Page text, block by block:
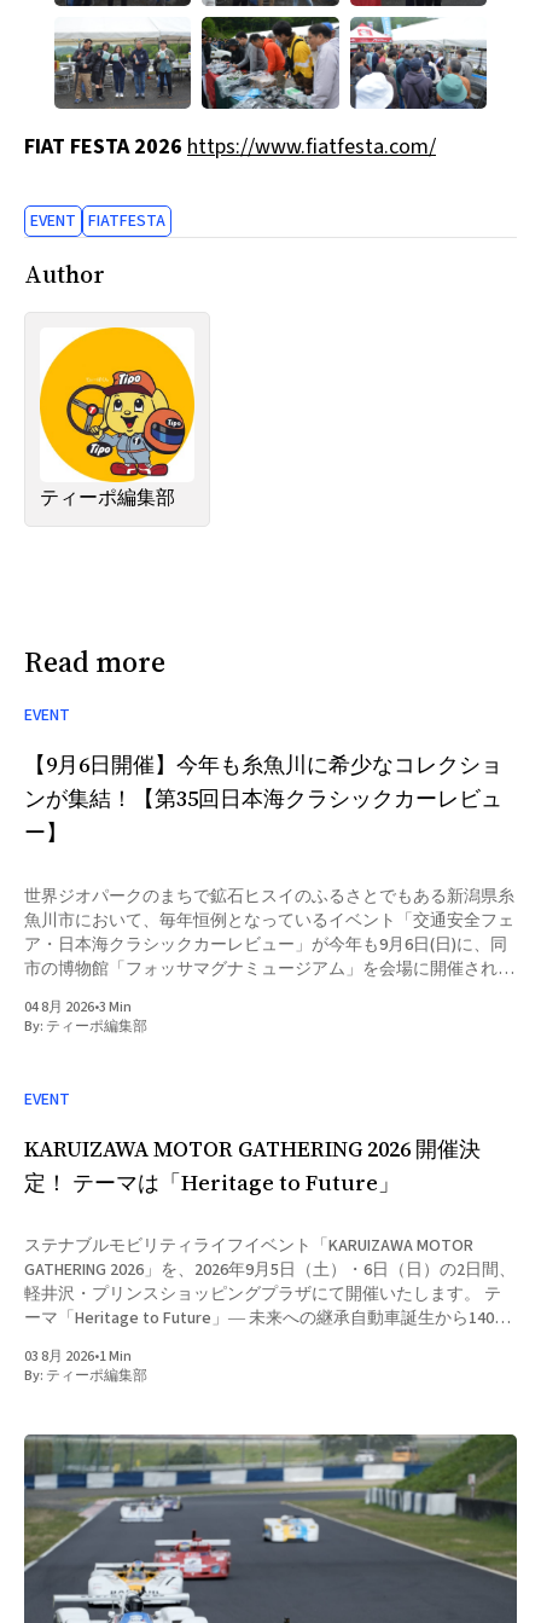
FIAT FESTA 2026 https://www.fiatfesta.com/
EVENT FIATFESTA
Author
ティーポ編集部
Read more
EVENT
【9月6日開催】今年も糸魚川に希少なコレクショ
ンが集結！【第35回日本海クラシックカーレビュ
ー】
世界ジオパークのまちで鉱石ヒスイのふるさとでもある新潟県糸
魚川市において、毎年恒例となっているイベント「交通安全フェ
ア・日本海クラシックカーレビュー」が今年も9月6日(日)に、同
市の博物館「フォッサマグナミュージアム」を会場に開催される
04 8月 2026•3 Min
By: ティーポ編集部
EVENT
KARUIZAWA MOTOR GATHERING 2026 開催決
定！ テーマは「Heritage to Future」
ステナブルモビリティライフイベント「KARUIZAWA MOTOR
GATHERING 2026」を、2026年9月5日（土）・6日（日）の2日間、
軽井沢・プリンスショッピングプラザにて開催いたします。 テ
ーマ「Heritage to Future」― 未来への継承自動車誕生から140年
目の現在地。軽井沢モーターギャザリング2026では、「Heritage
to Future（未来への継承）」をテーマに掲げ、文化としてのクル
未来へ」を全体コンセプトとし、自動車の歩んできた歴史と、こ
れから向かう未来の姿を一堂にお楽しみいただけるイベントで
す。 イベント内容 会場では、各種環境対応車両をはじめとする
新型車両の展示および試乗会、ヴィンテージ車両の展示、そして
モビリティを通じたライフスタイル提案（アウトドア・ペット・
ゴルフなど）を予定しております。 ご来場のお子さまから大人
まで、それぞれの視点でさまざまな楽しみ方をしていただけるイ
ベントとなっております。
03 8月 2026•1 Min
By: ティーポ編集部